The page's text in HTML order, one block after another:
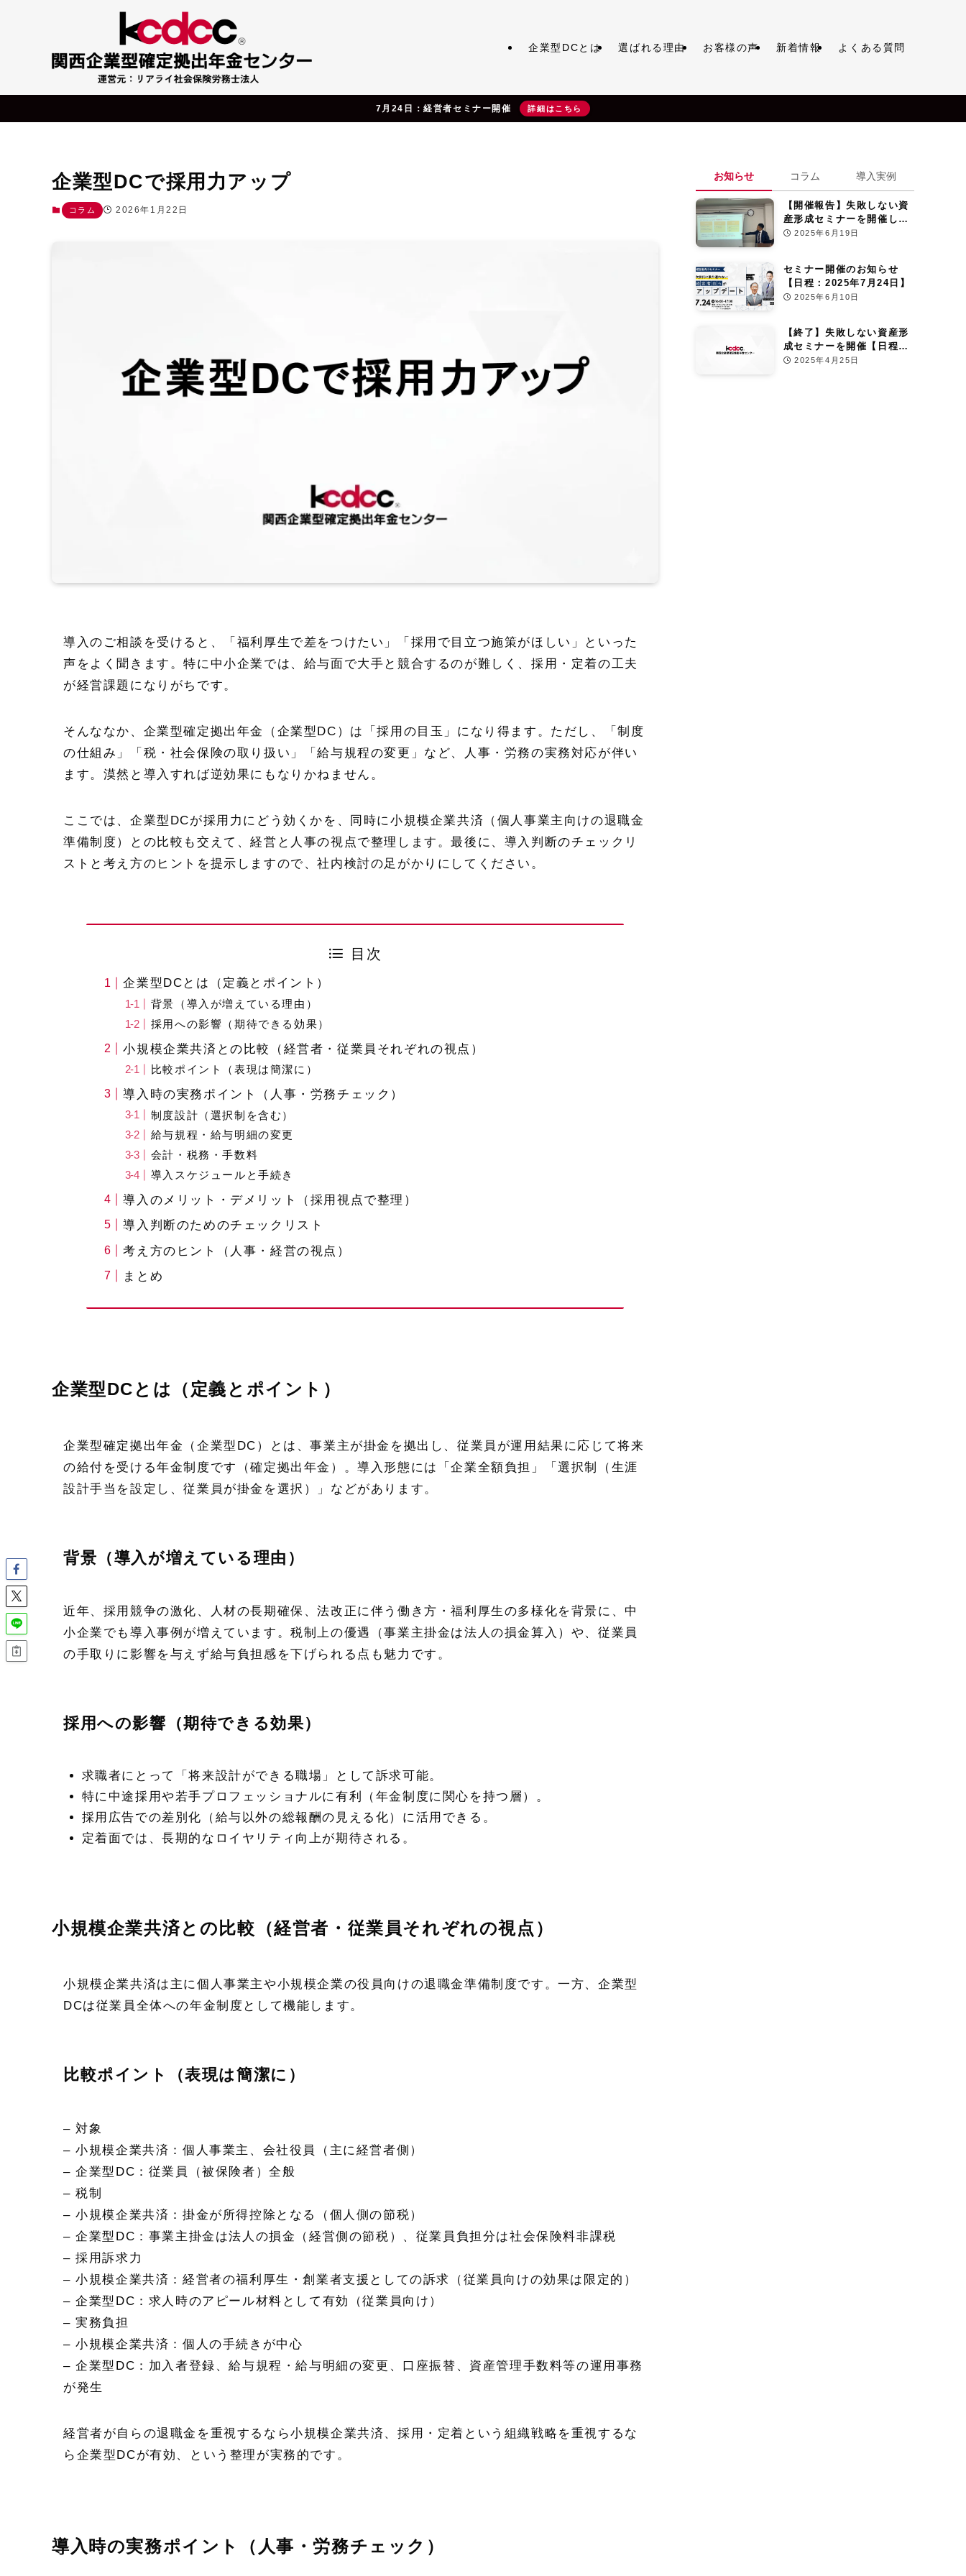
企業型DCとは 選ばれる理由 お客様の声 新着情報 よくある質問
7月24日：経営者セミナー開催 詳細はこちら
企業型DCで採用力アップ
コラム 2026年1月22日
導入のご相談を受けると、「福利厚生で差をつけたい」「採用で目立つ施策がほしい」といった
声をよく聞きます。特に中小企業では、給与面で大手と競合するのが難しく、採用・定着の工夫
が経営課題になりがちです。
そんななか、企業型確定拠出年金（企業型DC）は「採用の目玉」になり得ます。ただし、「制度
の仕組み」「税・社会保険の取り扱い」「給与規程の変更」など、人事・労務の実務対応が伴い
ます。漠然と導入すれば逆効果にもなりかねません。
ここでは、企業型DCが採用力にどう効くかを、同時に小規模企業共済（個人事業主向けの退職金
準備制度）との比較も交えて、経営と人事の視点で整理します。最後に、導入判断のチェックリ
ストと考え方のヒントを提示しますので、社内検討の足がかりにしてください。
目次
企業型DCとは（定義とポイント）
背景（導入が増えている理由）
採用への影響（期待できる効果）
小規模企業共済との比較（経営者・従業員それぞれの視点）
比較ポイント（表現は簡潔に）
導入時の実務ポイント（人事・労務チェック）
制度設計（選択制を含む）
給与規程・給与明細の変更
会計・税務・手数料
導入スケジュールと手続き
導入のメリット・デメリット（採用視点で整理）
導入判断のためのチェックリスト
考え方のヒント（人事・経営の視点）
まとめ
企業型DCとは（定義とポイント）
企業型確定拠出年金（企業型DC）とは、事業主が掛金を拠出し、従業員が運用結果に応じて将来
の給付を受ける年金制度です（確定拠出年金）。導入形態には「企業全額負担」「選択制（生涯
設計手当を設定し、従業員が掛金を選択）」などがあります。
背景（導入が増えている理由）
近年、採用競争の激化、人材の長期確保、法改正に伴う働き方・福利厚生の多様化を背景に、中
小企業でも導入事例が増えています。税制上の優遇（事業主掛金は法人の損金算入）や、従業員
の手取りに影響を与えず給与負担感を下げられる点も魅力です。
採用への影響（期待できる効果）
求職者にとって「将来設計ができる職場」として訴求可能。
特に中途採用や若手プロフェッショナルに有利（年金制度に関心を持つ層）。
採用広告での差別化（給与以外の総報酬の見える化）に活用できる。
定着面では、長期的なロイヤリティ向上が期待される。
小規模企業共済との比較（経営者・従業員それぞれの視点）
小規模企業共済は主に個人事業主や小規模企業の役員向けの退職金準備制度です。一方、企業型
DCは従業員全体への年金制度として機能します。
比較ポイント（表現は簡潔に）
– 対象
– 小規模企業共済：個人事業主、会社役員（主に経営者側）
– 企業型DC：従業員（被保険者）全般
– 税制
– 小規模企業共済：掛金が所得控除となる（個人側の節税）
– 企業型DC：事業主掛金は法人の損金（経営側の節税）、従業員負担分は社会保険料非課税
– 採用訴求力
– 小規模企業共済：経営者の福利厚生・創業者支援としての訴求（従業員向けの効果は限定的）
– 企業型DC：求人時のアピール材料として有効（従業員向け）
– 実務負担
– 小規模企業共済：個人の手続きが中心
– 企業型DC：加入者登録、給与規程・給与明細の変更、口座振替、資産管理手数料等の運用事務
が発生
経営者が自らの退職金を重視するなら小規模企業共済、採用・定着という組織戦略を重視するな
ら企業型DCが有効、という整理が実務的です。
導入時の実務ポイント（人事・労務チェック）
お知らせ コラム 導入実例
【開催報告】失敗しない資
産形成セミナーを開催しま
した2025年6月19日
セミナー開催のお知らせ
【日程：2025年7月24日】
2025年6月10日
【終了】失敗しない資産形
成セミナーを開催【日程：
2025年6月13日】
2025年4月25日